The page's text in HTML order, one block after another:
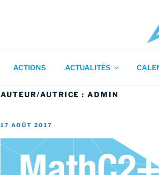
Association pour l'Animation en
ACTIONS ACTUALITÉS
AUTEUR/AUTRICE :ADMIN
PUBLIÉ
17 AOÛT 2017